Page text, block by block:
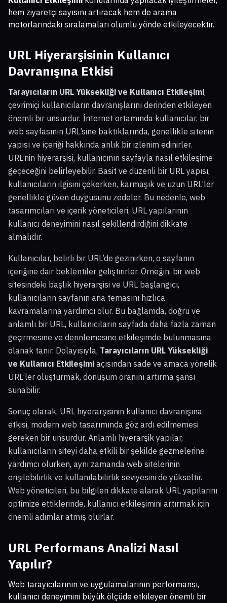
hem ziyaretçi sayısını artıracak hem de arama
motorlarındaki sıralamaları olumlu yönde etkileyecektir.
URL Hiyerarşisinin Kullanıcı
Davranışına Etkisi
Tarayıcıların URL Yüksekliği ve Kullanıcı Etkileşimi,
çevrimiçi kullanıcıların davranışlarını derinden etkileyen
önemli bir unsurdur. İnternet ortamında kullanıcılar, bir
web sayfasının URL’sine baktıklarında, genellikle sitenin
yapısı ve içeriği hakkında anlık bir izlenim edinirler.
URL’nin hiyerarşisi, kullanıcının sayfayla nasıl etkileşime
geçeceğini belirleyebilir. Basit ve düzenli bir URL yapısı,
kullanıcıların ilgisini çekerken, karmaşık ve uzun URL’ler
genellikle güven duygusunu zedeler. Bu nedenle, web
tasarımcıları ve içerik yöneticileri, URL yapılarının
kullanıcı deneyimini nasıl şekillendirdiğini dikkate
almalıdır.
Kullanıcılar, belirli bir URL’de gezinirken, o sayfanın
içeriğine dair beklentiler geliştirirler. Örneğin, bir web
sitesindeki başlık hiyerarşisi ve URL başlangıcı,
kullanıcıların sayfanın ana temasını hızlıca
kavramalarına yardımcı olur. Bu bağlamda, doğru ve
anlamlı bir URL, kullanıcıların sayfada daha fazla zaman
geçirmesine ve derinlemesine etkileşimde bulunmasına
olanak tanır. Dolayısıyla, Tarayıcıların URL Yüksekliği
ve Kullanıcı Etkileşimi açısından sade ve amaca yönelik
URL’ler oluşturmak, dönüşüm oranını artırma şansı
sunabilir.
Sonuç olarak, URL hiyerarşisinin kullanıcı davranışına
etkisi, modern web tasarımında göz ardı edilmemesi
gereken bir unsurdur. Anlamlı hiyerarşik yapılar,
kullanıcıların siteyi daha etkili bir şekilde gezmelerine
yardımcı olurken, aynı zamanda web sitelerinin
erişilebilirlik ve kullanılabilirlik seviyesini de yükseltir.
Web yöneticileri, bu bilgileri dikkate alarak URL yapılarını
optimize ettiklerinde, kullanıcı etkileşimini artırmak için
önemli adımlar atmış olurlar.
URL Performans Analizi Nasıl
Yapılır?
Web tarayıcılarının ve uygulamalarının performansı,
kullanıcı deneyimini büyük ölçüde etkileyen önemli bir